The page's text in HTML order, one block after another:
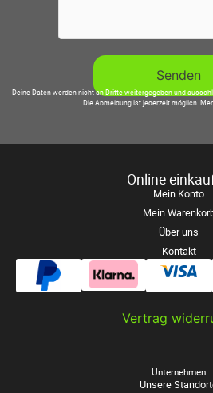
Deine Daten werden nicht an Dritte weitergegeben und
Die Abmeldung ist jederzeit möglich.
Online
Mein Konto
Mein
Über uns
Kontakt
Vertrag
Unternehmen
Unsere